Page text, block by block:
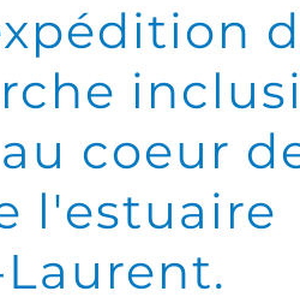
coeur